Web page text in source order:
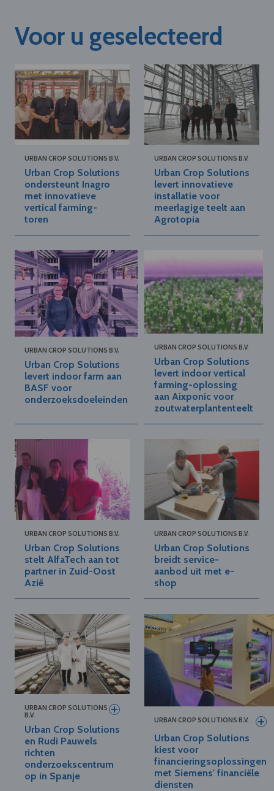
Voor u geselecteerd
URBAN CROP SOLUTIONS B.V.
Urban Crop Solutions
ondersteunt Inagro
met innovatieve
vertical farming-
toren
URBAN CROP SOLUTIONS B.V.
Urban Crop Solutions
levert innovatieve
installatie voor
meerlagige teelt aan
Agrotopia
URBAN CROP SOLUTIONS B.V.
Urban Crop Solutions
levert indoor farm aan
BASF voor
onderzoeksdoeleinden
URBAN CROP SOLUTIONS B.V.
Urban Crop Solutions
levert indoor vertical
farming-oplossing
aan Aixponic voor
zoutwaterplantenteelt
URBAN CROP SOLUTIONS B.V.
Urban Crop Solutions
stelt AlfaTech aan tot
partner in Zuid-Oost
Azië
URBAN CROP SOLUTIONS B.V.
Urban Crop Solutions
breidt service-
aanbod uit met e-
shop
URBAN CROP SOLUTIONS
B.V.
Urban Crop Solutions
en Rudi Pauwels
richten
onderzoekscentrum
op in Spanje
URBAN CROP SOLUTIONS B.V.
Urban Crop Solutions
kiest voor
financieringsoplossingen
met Siemens' financiële
diensten